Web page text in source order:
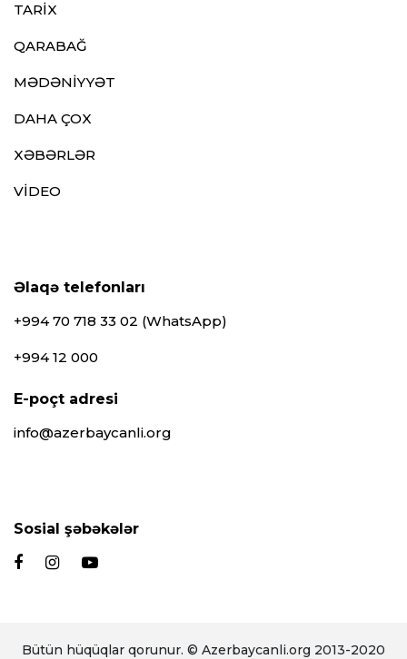
TARİX
QARABAĞ
MƏDƏNİYYƏT
DAHA ÇOX
XƏBƏRLƏR
VİDEO
Əlaqə telefonları
+994 70 718 33 02 (WhatsApp)
+994 12 000
E-poçt adresi
info@azerbaycanli.org
Sosial şəbəkələr
Bütün hüqüqlar qorunur. © Azerbaycanli.org 2013-2020